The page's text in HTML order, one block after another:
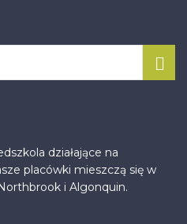
działające na
placówki mieszczą się w
i Algonquin.